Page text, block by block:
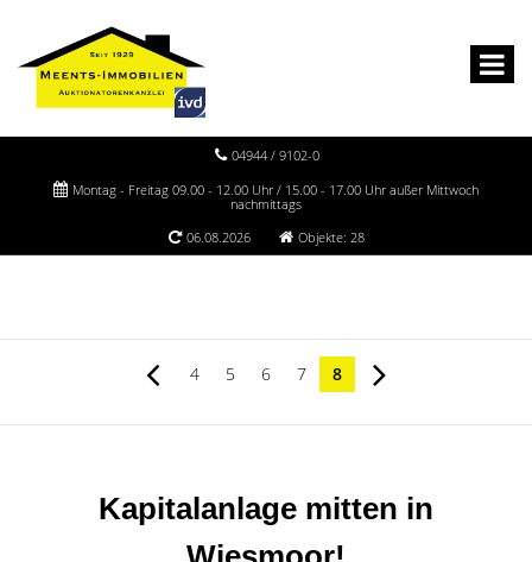
04944 / 9102-0
Montag - Freitag 09.00 - 12.00 Uhr / 15.00 - 17.00 Uhr außer Mittwoch
nachmittags
06.08.2026
Objekte: 28
4 5 6 7 8
Kapitalanlage mitten in